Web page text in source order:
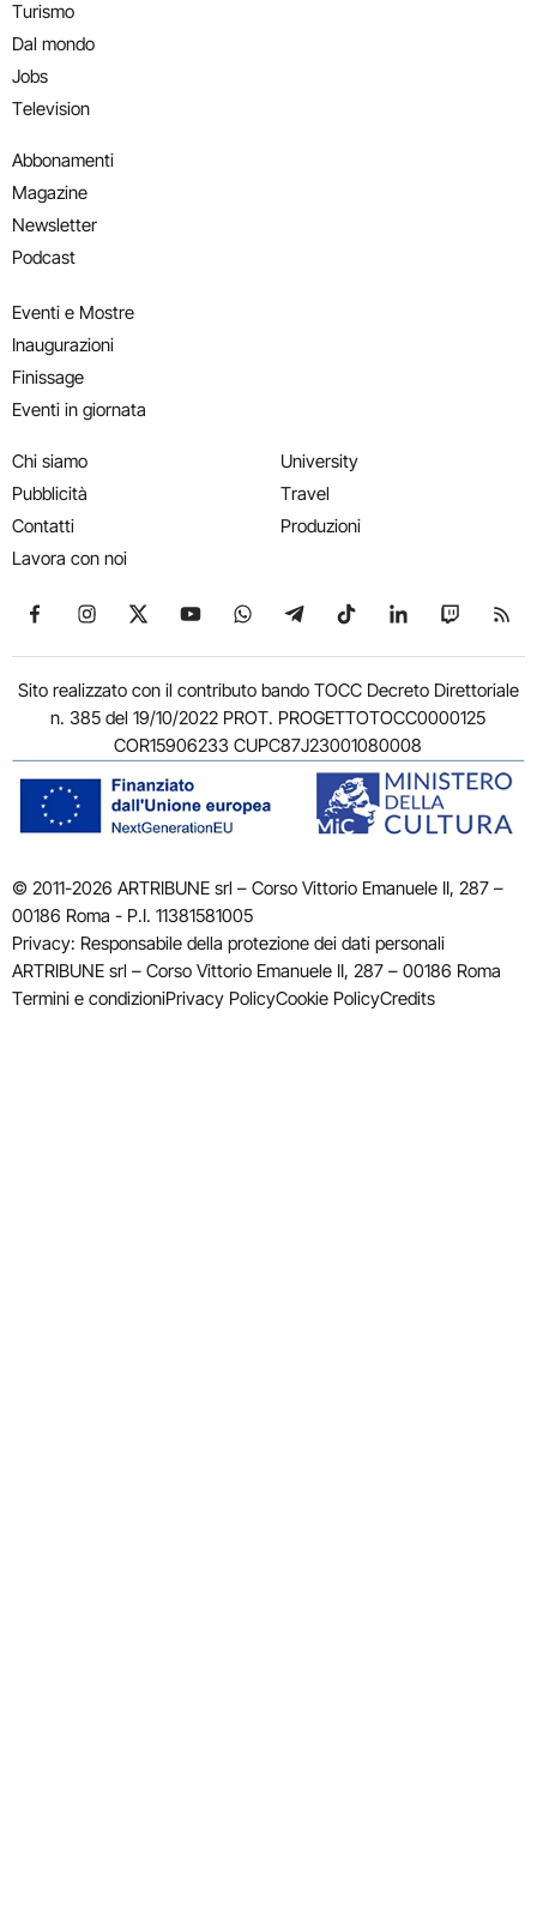
Turismo
Dal mondo
Jobs
Television
Abbonamenti
Magazine
Newsletter
Podcast
Eventi e Mostre
Inaugurazioni
Finissage
Eventi in giornata
Chi siamo
Pubblicità
Contatti
Lavora con noi
University
Travel
Produzioni
Seguici su Facebook
Seguici su Instagram
Seguici su X
Seguici su YouTube
Seguici su WhatsApp
Seguici su Telegram
Seguici su TikTok
Seguici su
Seguici
Sito realizzato con il contributo bando TOCC Decreto Direttoriale
n. 385 del 19/10/2022 PROT. PROGETTOTOCC0000125
COR15906233 CUPC87J23001080008
© 2011-2026 ARTRIBUNE srl – Corso Vittorio Emanuele II, 287 –
00186 Roma - P.I. 11381581005
Privacy: Responsabile della protezione dei dati personali
ARTRIBUNE srl – Corso Vittorio Emanuele II, 287 – 00186 Roma
Termini e condizioniPrivacy PolicyCookie PolicyCredits